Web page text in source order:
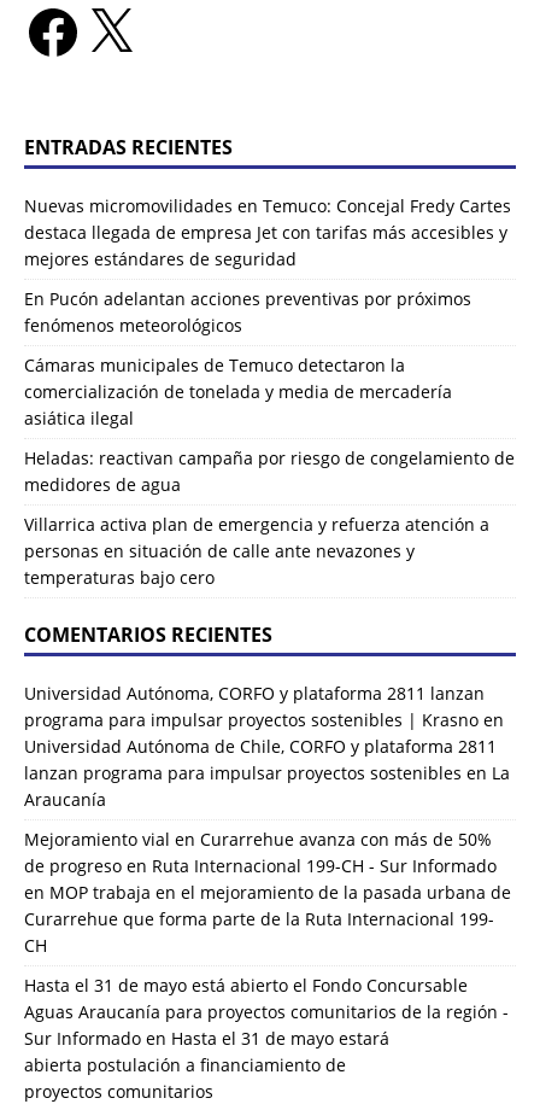
ENTRADAS RECIENTES
Nuevas micromovilidades en Temuco: Concejal Fredy Cartes
destaca llegada de empresa Jet con tarifas más accesibles y
mejores estándares de seguridad
En Pucón adelantan acciones preventivas por próximos
fenómenos meteorológicos
Cámaras municipales de Temuco detectaron la
comercialización de tonelada y media de mercadería
asiática ilegal
Heladas: reactivan campaña por riesgo de congelamiento de
medidores de agua
Villarrica activa plan de emergencia y refuerza atención a
personas en situación de calle ante nevazones y
temperaturas bajo cero
COMENTARIOS RECIENTES
Universidad Autónoma, CORFO y plataforma 2811 lanzan
programa para impulsar proyectos sostenibles | Krasno en
Universidad Autónoma de Chile, CORFO y plataforma 2811
lanzan programa para impulsar proyectos sostenibles en La
Araucanía
Mejoramiento vial en Curarrehue avanza con más de 50%
de progreso en Ruta Internacional 199-CH - Sur Informado
en MOP trabaja en el mejoramiento de la pasada urbana de
Curarrehue que forma parte de la Ruta Internacional 199-
CH
Hasta el 31 de mayo está abierto el Fondo Concursable
Aguas Araucanía para proyectos comunitarios de la región -
Sur Informado en Hasta el 31 de mayo estará
abierta postulación a financiamiento de
proyectos comunitarios